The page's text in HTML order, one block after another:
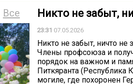
Все Никто не забыт,
23:31 07.05.2026
Никто не забыт, ничто не
Члены профсоюза и
порядок на важном и
Питкяранта (Республика
могиле, где похоронен